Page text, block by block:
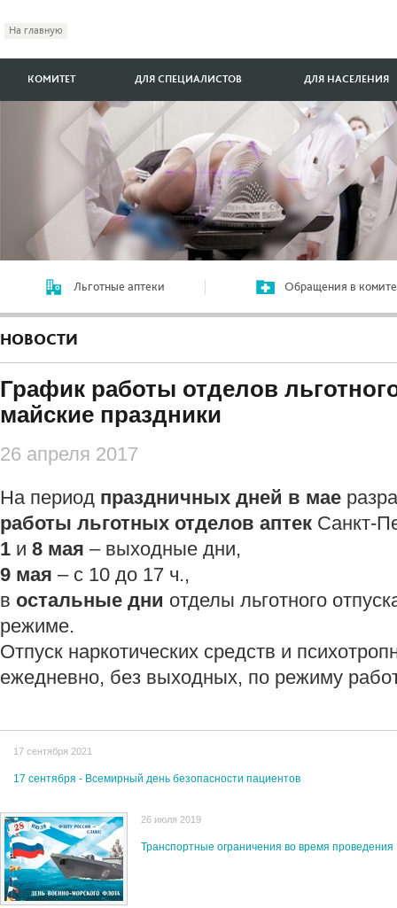
На главную
КОМИТЕТ ДЛЯ СПЕЦИАЛИСТОВ ДЛЯ НАСЕЛЕНИЯ
Льготные аптеки Обращения в
НОВОСТИ
График работы отделов
майские праздники
26 апреля 2017
На период праздничных дней в мае
работы льготных отделов аптек Санкт-
1 и 8 мая – выходные дни,
9 мая – с 10 до 17 ч.,
в остальные дни отделы льготного
режиме.
Отпуск наркотических средств и
ежедневно, без выходных, по режиму
17 сентября 2021
17 cентября - Всемирный день безопасности пациентов
26 июля 2019
Транспортные ограничения во время проведения